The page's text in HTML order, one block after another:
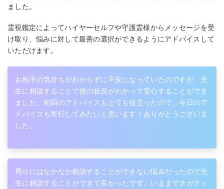
ました。
霊視鑑定によってハイヤーセルフや守護霊様からメッセージを受
け取り、悩みに対して最善の選択ができるようにアドバイスして
いただけます。
お相手の気持ちがわからずに不安になっていたのですが、先
生に相談することで彼の状況がわかって安心することができ
ました。前回のアドバイスもとても役立ったので、今日のア
ドバイスも実行してみたいと思います！ありがとうございま
した。
周りにはなかなか相談することができない悩みだったので先
生に相談することができて良かったです。いままでネガティ